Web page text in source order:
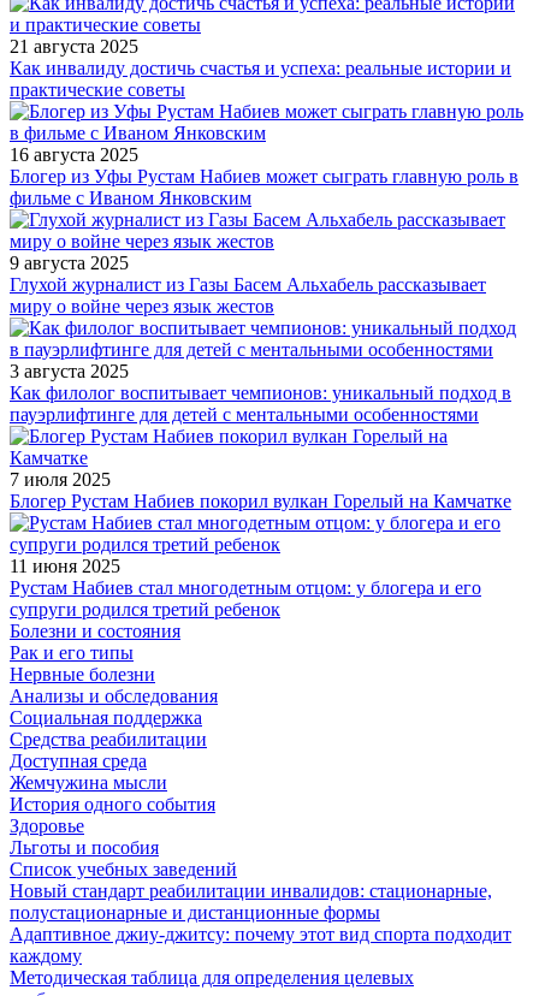
21 августа 2025
Как инвалиду достичь счастья и успеха: реальные истории и
практические советы
16 августа 2025
Блогер из Уфы Рустам Набиев может сыграть главную роль в
фильме с Иваном Янковским
9 августа 2025
Глухой журналист из Газы Басем Альхабель рассказывает
миру о войне через язык жестов
3 августа 2025
Как филолог воспитывает чемпионов: уникальный подход в
пауэрлифтинге для детей с ментальными особенностями
7 июля 2025
Блогер Рустам Набиев покорил вулкан Горелый на Камчатке
11 июня 2025
Рустам Набиев стал многодетным отцом: у блогера и его
супруги родился третий ребенок
Болезни и состояния
Рак и его типы
Нервные болезни
Анализы и обследования
Социальная поддержка
Средства реабилитации
Доступная среда
Жемчужина мысли
История одного события
Здоровье
Льготы и пособия
Список учебных заведений
Новый стандарт реабилитации инвалидов: стационарные,
полустационарные и дистанционные формы
Адаптивное джиу-джитсу: почему этот вид спорта подходит
каждому
Методическая таблица для определения целевых